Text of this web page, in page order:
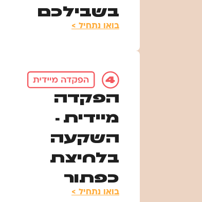
בשבילכם
בואו נתחיל >
הפקדה
מיידית -
השקעה
בלחיצת
כפתור
בואו נתחיל >